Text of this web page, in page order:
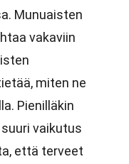
Munuaisten
vakaviin
miten ne
Pienilläkin
vaikutus
että terveet